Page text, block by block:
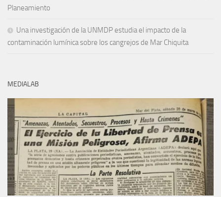
Planeamiento
Una investigación de la UNMDP estudia el impacto de la
contaminación lumínica sobre los cangrejos de Mar Chiquita
MEDIALAB